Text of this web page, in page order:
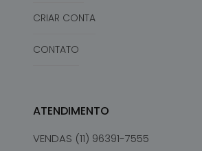
CRIAR CONTA
CONTATO
ATENDIMENTO
VENDAS (11) 96391-7555